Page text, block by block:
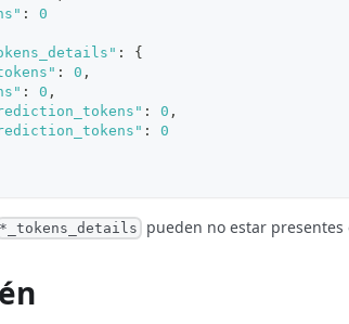
:
0
:
{
: 0 ,
: 0 ,
: 0 ,
:
0
*_tokens_details pueden no estar presentes